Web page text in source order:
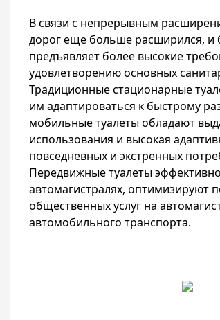
В связи с непрерывным
дорог еще больше расширился, и
предъявляет более высокие
удовлетворению основных
Традиционные стационарные
им адаптироваться к быстрому
мобильные туалеты обладают
использования и высокая
повседневных и экстренных
Передвижные туалеты
автомагистралях, оптимизируют
общественных услуг на
автомобильного транспорта.